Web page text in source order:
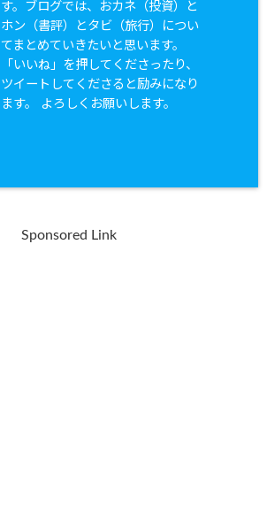
す。ブログでは、おカネ（投資）と
ホン（書評）とタビ（旅行）につい
てまとめていきたいと思います。
「いいね」を押してくださったり、
ツイートしてくださると励みになり
ます。 よろしくお願いします。
Sponsored Link